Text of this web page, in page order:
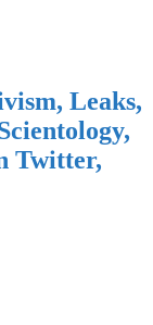
Leaks,
Twitter,